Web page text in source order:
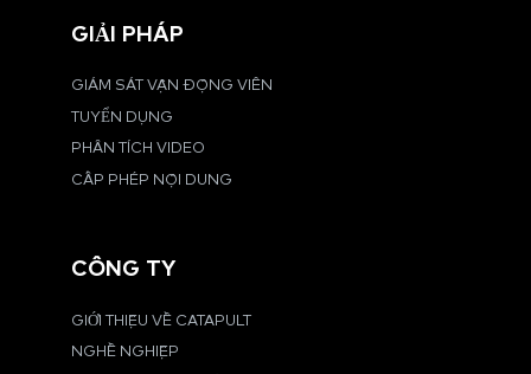
GIẢI PHÁP
GIÁM SÁT VẬN ĐỘNG VIÊN
TUYỂN DỤNG
PHÂN TÍCH VIDEO
CẤP PHÉP NỘI DUNG
CÔNG TY
GIỚI THIỆU VỀ CATAPULT
NGHỀ NGHIỆP